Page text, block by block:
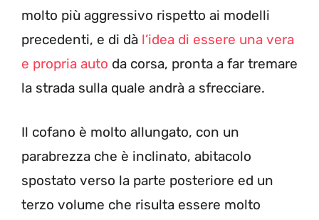
molto più aggressivo rispetto ai modelli
precedenti, e di dà l’idea di essere una vera
e propria auto da corsa, pronta a far tremare
la strada sulla quale andrà a sfrecciare.
Il cofano è molto allungato, con un
parabrezza che è inclinato, abitacolo
spostato verso la parte posteriore ed un
terzo volume che risulta essere molto